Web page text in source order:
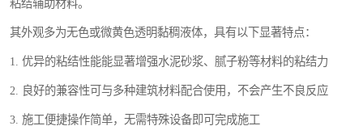
粘结辅助材料。
其外观多为无色或微黄色透明黏稠液体，具有以下显著特点：
1. 优异的粘结性能能显著增强水泥砂浆、腻子粉等材料的粘结力
2. 良好的兼容性可与多种建筑材料配合使用，不会产生不良反应
3. 施工便捷操作简单，无需特殊设备即可完成施工